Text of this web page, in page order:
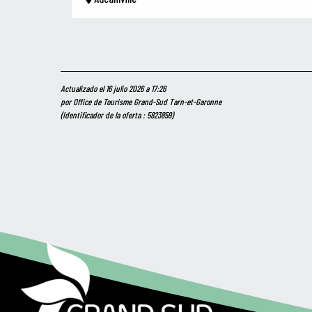
Actualizado el 16 julio 2026 a 17:26
por Office de Tourisme Grand-Sud Tarn-et-Garonne
(Identificador de la oferta :5823859)